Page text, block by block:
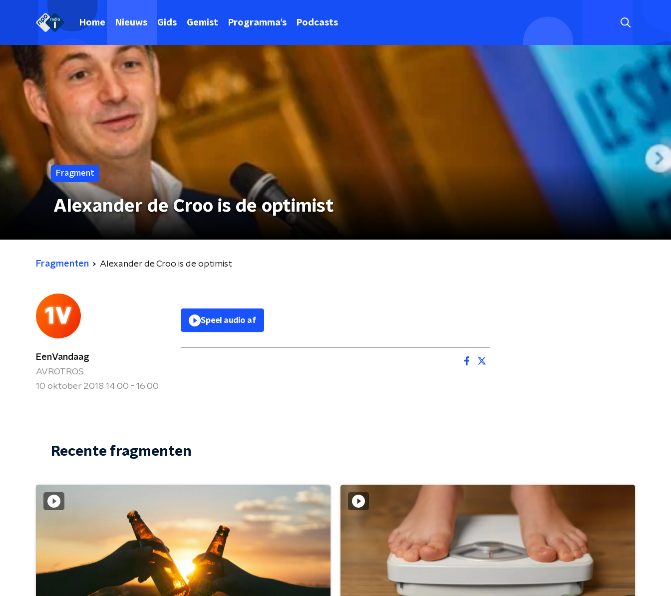
Home Nieuws Gids Gemist Programma's Podcasts
Fragment
Alexander de Croo is de optimist
Fragmenten Alexander de Croo is de optimist
EenVandaag
AVROTROS
10 oktober 2018 14:00 - 16:00
Speel audio af
Recente fragmenten